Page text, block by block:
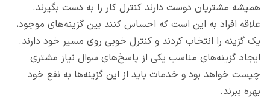
همیشه مشتریان دوست دارند کنترل کار را به دست بگیرند.
علاقه افراد به این است که احساس کنند بین گزینه‌های موجود،
یک گزینه را انتخاب کردند و کنترل خوبی روی مسیر خود دارند.
ایجاد گزینه‌های مناسب یکی از پاسخ‌های سوال نیاز مشتری
چیست خواهد بود و خدمات باید از این گزینه‌ها به نفع خود
بهره ببرند.